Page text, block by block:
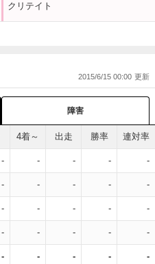
クリテイト
2015/6/15 00:00
障害
4着～ 出走 勝率 連対率
- - - - -
- - - - -
- - - - -
- - - - -
- - - - -